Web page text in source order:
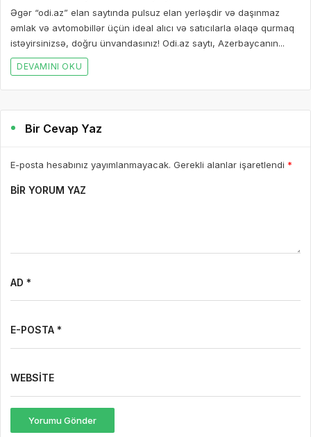
Əgər “odi.az” elan saytında pulsuz elan yerləşdir və daşınmaz
əmlak və avtomobillər üçün ideal alıcı və satıcılarla əlaqə qurmaq
istəyirsinizsə, doğru ünvandasınız! Odi.az saytı, Azerbaycanın...
DEVAMINI OKU
Bir Cevap Yaz
E-posta hesabınız yayımlanmayacak. Gerekli alanlar işaretlendi *
BIR YORUM YAZ
AD *
E-POSTA *
WEBSITE
Yorumu Gönder